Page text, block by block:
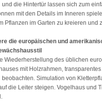
und die Hintertür lassen sich zum
mit den Details im Inneren
Pflanzen im Garten zu kreieren und
die europäischen und
Wiederherstellung des üblichen
mit Holzrahmen,
beobachten. Simulation von
die Leiter steigen. Vogelhaus und